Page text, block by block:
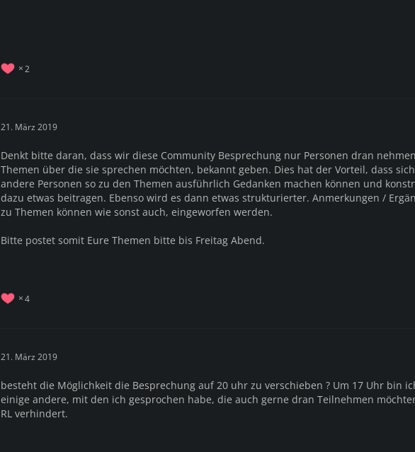
2
21. März 2019
Denkt bitte daran, dass wir diese Community Besprechung nur Personen dran
Themen über die sie sprechen möchten, bekannt geben. Dies hat der Vorteil, dass
andere Personen so zu den Themen ausführlich Gedanken machen können und
dazu etwas beitragen. Ebenso wird es dann etwas strukturierter. Anmerkungen /
zu Themen können wie sonst auch, eingeworfen werden.
Bitte postet somit Eure Themen bitte bis Freitag Abend.
4
21. März 2019
besteht die Möglichkeit die Besprechung auf 20 uhr zu verschieben ? Um 17 Uhr bin
einige andere, mit den ich gesprochen habe, die auch gerne dran Teilnehmen
RL verhindert.